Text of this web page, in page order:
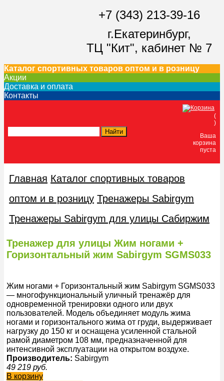
+7 (343) 213-39-16
г.Екатеринбург,
ТЦ "Кит", кабинет № 7
Каталог спортивных товаров оптом и в розницу
Акции
Доставка и оплата
Контакты
(
)
Ваша
корзина
пуста
Главная Каталог спортивных товаров
оптом и в розницу Тренажеры Sabirgym
Тренажеры Sabirgym для улицы Сабиржим
Тренажер для улицы Жим ногами +
Горизонтальный жим Sabirgym SGMS033
Жим ногами + Горизонтальный жим Sabirgym SGMS033
— многофункциональный уличный тренажёр для
одновременной тренировки одного или двух
пользователей. Модель объединяет модуль жима
ногами и горизонтального жима от груди, выдерживает
нагрузку до 150 кг и оснащена усиленной стальной
рамой диаметром 108 мм, предназначенной для
интенсивной эксплуатации на открытом воздухе.
Производитель: Sabirgym
49 219 руб.
В корзину